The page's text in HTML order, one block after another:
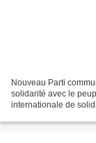
Nouveau Parti
solidarité avec le
internationale de